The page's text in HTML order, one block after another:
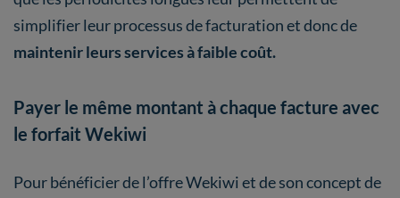
simplifier leur processus de facturation et donc de
maintenir leurs services à faible coût.
Payer le même montant à chaque facture avec
le forfait Wekiwi
Pour bénéficier de l’offre Wekiwi et de son concept de